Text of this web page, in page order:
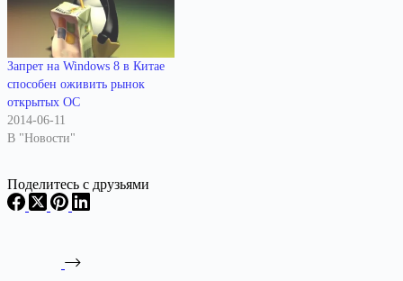
перевод технологических
сервисов электронного
правительства на свободное
программное обеспечение
(ПО) и технологически
нейтральное аппаратное
обеспечение. Сейчас они
используют несвободное ПО
системное…
Запрет на Windows 8 в Китае
способен оживить рынок
открытых ОС
2014-06-11
В "Новости"
Поделитесь с друзьями